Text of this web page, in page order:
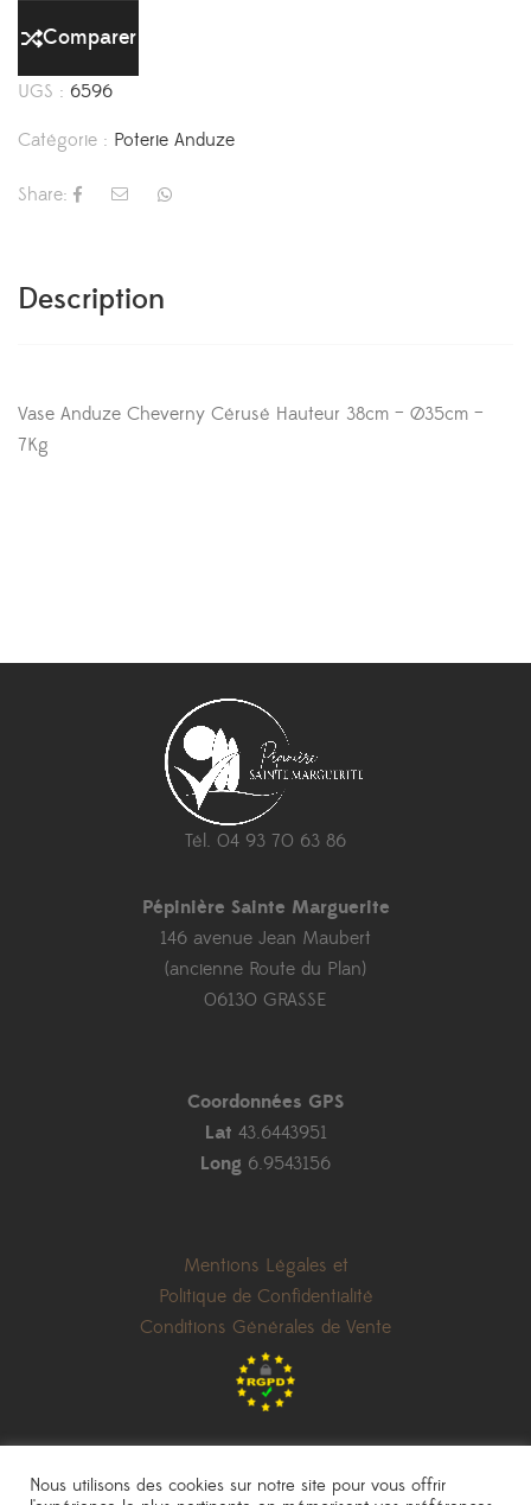
Comparer
UGS : 6596
Catégorie : Poterie Anduze
Share:
Description
Vase Anduze Cheverny Cérusé Hauteur 38cm – Ø35cm –
7Kg
Tél. 04 93 70 63 86
Pépinière Sainte Marguerite
146 avenue Jean Maubert
(ancienne Route du Plan)
06130 GRASSE
Coordonnées GPS
Lat 43.6443951
Long 6.9543156
Mentions Légales et
Politique de Confidentialité
Conditions Générales de Vente
Nous utilisons des cookies sur notre site pour vous offrir